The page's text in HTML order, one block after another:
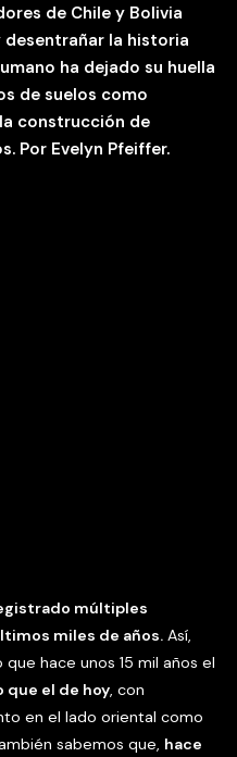
de Chile y Bolivia
la historia
ha dejado su huella
de suelos como
construcción de
Por Evelyn Pfeiffer.
múltiples
miles de años. Así,
hace unos 15 mil años el
que el de hoy, con
en el lado oriental como
sabemos que, hace